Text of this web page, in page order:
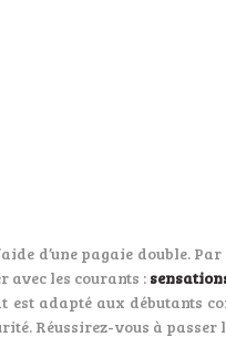
d’une pagaie double.
les courants :
adapté aux débutants
Réussirez-vous à passer